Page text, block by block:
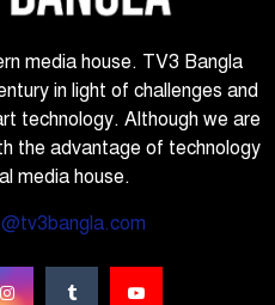
media house. TV3 Bangla
in light of challenges and
technology. Although we are
the advantage of technology
media house.